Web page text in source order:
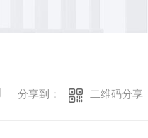
分享到： 二维码分享